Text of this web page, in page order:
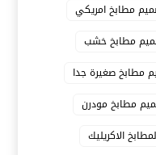
مطابخ امريكي
مطابخ خشب
مطابخ صغيرة جدا
مطابخ مودرن
الاكريليك